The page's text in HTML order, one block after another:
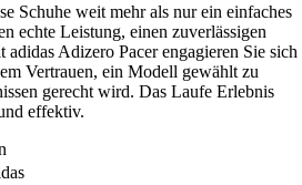
Schuhe weit mehr als nur ein einfaches
echte Leistung, einen zuverlässigen
Adizero Pacer engagieren Sie sich
Vertrauen, ein Modell gewählt zu
gerecht wird. Das Laufe Erlebnis
effektiv.